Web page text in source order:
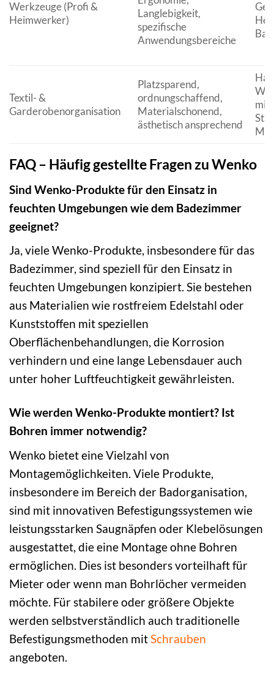
Werkzeuge (Profi &
Heimwerker)
Langlebigkeit,
spezifische
Anwendungsbereiche
Textil- &
Garderobenorganisation
Platzsparend,
ordnungschaffend,
Materialschonend,
ästhetisch ansprechend
mit
FAQ – Häufig gestellte Fragen zu Wenko
Sind Wenko-Produkte für den Einsatz in
feuchten Umgebungen wie dem Badezimmer
geeignet?
Ja, viele Wenko-Produkte, insbesondere für das
Badezimmer, sind speziell für den Einsatz in
feuchten Umgebungen konzipiert. Sie bestehen
aus Materialien wie rostfreiem Edelstahl oder
Kunststoffen mit speziellen
Oberflächenbehandlungen, die Korrosion
verhindern und eine lange Lebensdauer auch
unter hoher Luftfeuchtigkeit gewährleisten.
Wie werden Wenko-Produkte montiert? Ist
Bohren immer notwendig?
Wenko bietet eine Vielzahl von
Montagemöglichkeiten. Viele Produkte,
insbesondere im Bereich der Badorganisation,
sind mit innovativen Befestigungssystemen wie
leistungsstarken Saugnäpfen oder Klebelösungen
ausgestattet, die eine Montage ohne Bohren
ermöglichen. Dies ist besonders vorteilhaft für
Mieter oder wenn man Bohrlöcher vermeiden
möchte. Für stabilere oder größere Objekte
werden selbstverständlich auch traditionelle
Befestigungsmethoden mitSchrauben
angeboten.